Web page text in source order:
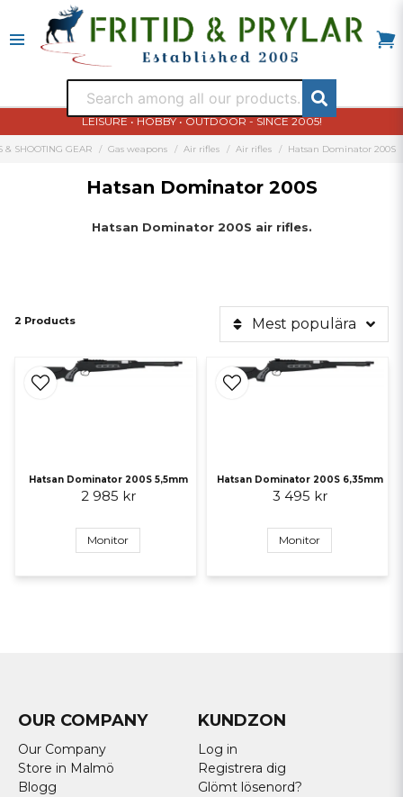
LEISURE • HOBBY • OUTDOOR - SINCE 2005!
& SHOOTING GEAR Gas weapons Air rifles Air rifles Hatsan Dominator 200S
Hatsan Dominator 200S
Hatsan Dominator 200S air rifles.
2 Products Mest populära
Hatsan Dominator 200S 5,5mm
2 985 kr
Monitor
Hatsan Dominator 200S 6,35mm
3 495 kr
Monitor
OUR COMPANY
Our Company
Store in Malmö
Blogg
KUNDZON
Log in
Registrera dig
Glömt lösenord?